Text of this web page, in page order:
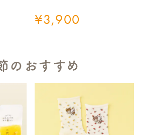
¥3,900
のおすすめ